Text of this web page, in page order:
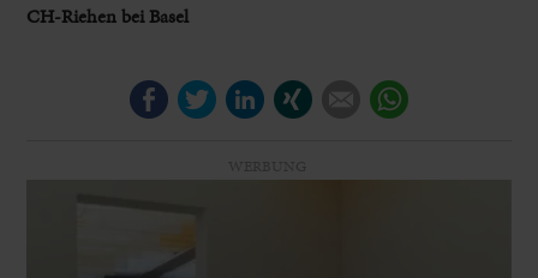
CH-Riehen bei Basel
FacebookTwitterLinkedIn E-mail